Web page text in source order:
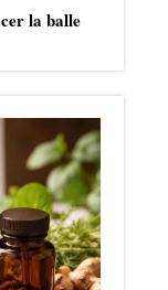
la balle